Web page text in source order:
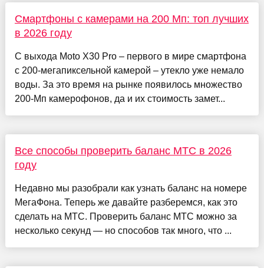
Смартфоны с камерами на 200 Мп: топ лучших
в 2026 году
С выхода Moto X30 Pro – первого в мире смартфона
с 200-мегапиксельной камерой – утекло уже немало
воды. За это время на рынке появилось множество
200-Мп камерофонов, да и их стоимость замет...
Все способы проверить баланс МТС в 2026
году
Недавно мы разобрали как узнать баланс на номере
МегаФона. Теперь же давайте разберемся, как это
сделать на МТС. Проверить баланс МТС можно за
несколько секунд — но способов так много, что ...